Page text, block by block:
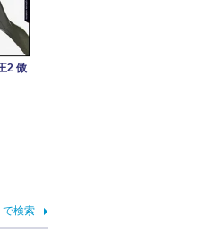
2 傲
で検索